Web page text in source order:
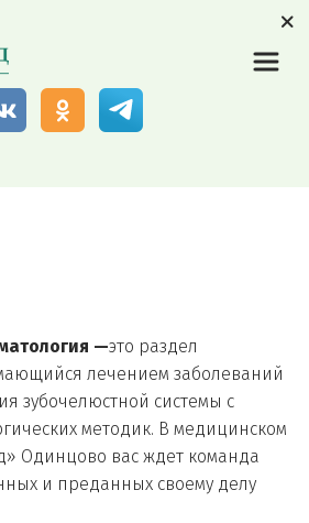
—это раздел
лечением заболеваний
зубочелюстной системы с
методик. В медицинском
Одинцово вас ждет команда
и преданных своему делу